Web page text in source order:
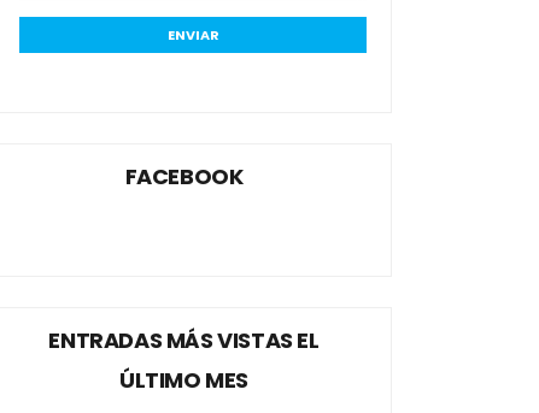
FACEBOOK
ENTRADAS MÁS VISTAS EL
ÚLTIMO MES